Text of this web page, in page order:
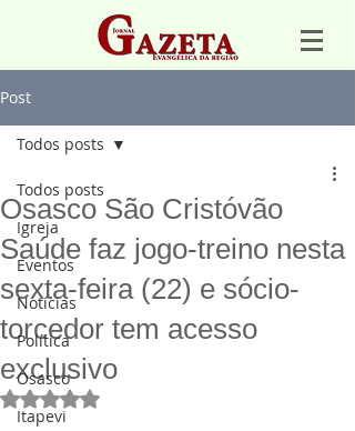
Post
Todos posts
Igreja
Eventos
Notícias
Política
Osasco
Itapevi
Todos posts
Osasco São Cristóvão
Saúde faz jogo-treino nesta
sexta-feira (22) e sócio-
torcedor tem acesso
exclusivo
Avaliado com NaN de 5 estrelas.